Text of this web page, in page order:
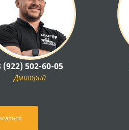
(922) 502-60-05
Дмитрий